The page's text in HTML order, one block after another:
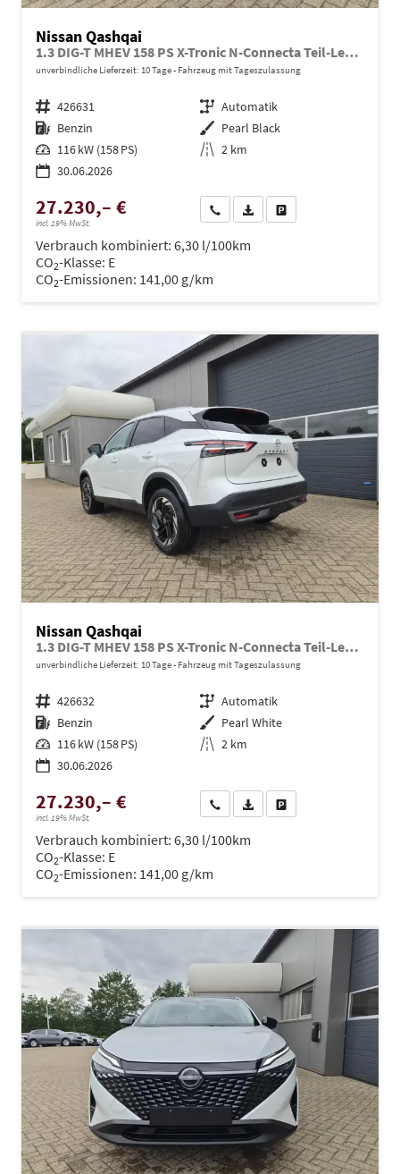
Nissan Qashqai
1.3 DIG-T MHEV 158 PS X-Tronic N-Connecta Teil-Leder PanoGlasdach Klimaautomatik Sitzheizung Lenkradheizung Navi ACC PDC v+h 360°Kamera DAB Bluetooth Touchscreen Apple CarPlay Android Auto 18"LM
unverbindliche Lieferzeit: 10 Tage Fahrzeug mit Tageszulassung
Fahrzeugnr. 426631 Getriebe Automatik
Kraftstoff Benzin Außenfarbe Pearl Black
Leistung 116 kW (158 PS) Kilometerstand 2 km
30.06.2026
27.230,– €
incl. 19% MwSt.
Wir rufen Sie anPDF-Datei, Fahrzeugexposé
Verbrauch kombiniert: 6,30 l/100km
CO2-Klasse: E
CO2-Emissionen: 141,00 g/km
Nissan Qashqai
1.3 DIG-T MHEV 158 PS X-Tronic N-Connecta Teil-Leder PanoGlasdach Klimaautomatik Sitzheizung Lenkradheizung Navi ACC PDC v+h 360°Kamera DAB Bluetooth Touchscreen Apple CarPlay Android Auto 18"LM
unverbindliche Lieferzeit: 10 Tage Fahrzeug mit Tageszulassung
Fahrzeugnr. 426632 Getriebe Automatik
Kraftstoff Benzin Außenfarbe Pearl White
Leistung 116 kW (158 PS) Kilometerstand 2 km
30.06.2026
27.230,– €
incl. 19% MwSt.
Wir rufen Sie anPDF-Datei, Fahrzeugexposé
Verbrauch kombiniert: 6,30 l/100km
CO2-Klasse: E
CO2-Emissionen: 141,00 g/km